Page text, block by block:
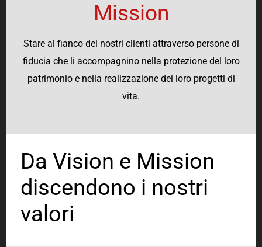
Mission
Stare al fianco dei nostri clienti attraverso persone di
fiducia che li accompagnino nella protezione del loro
patrimonio e nella realizzazione dei loro progetti di
vita.
Da Vision e Mission
discendono i nostri
valori